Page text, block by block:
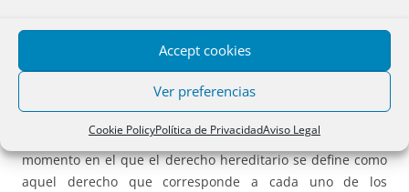
Accept cookies
Ver preferencias
Cookie PolicyPolítica de PrivacidadAviso Legal
Hay que distinguir entre la naturaleza del derecho
hereditarioantes de haber sido aceptada la herencia, que
se define como un derecho personalísimo que se atribuye
al heredero para adquirir la herencia mediante la
aceptación; y, por otro lado,después de la aceptación
momento en el que el derecho hereditario se define como
aquel derecho que corresponde a cada uno de los